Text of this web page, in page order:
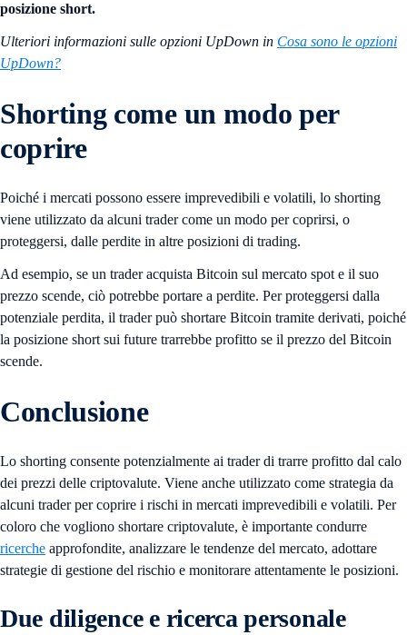
posizione short.
Ulteriori informazioni sulle opzioni UpDown in Cosa sono le opzioni
UpDown?
Shorting come un modo per
coprire
Poiché i mercati possono essere imprevedibili e volatili, lo shorting
viene utilizzato da alcuni trader come un modo per coprirsi, o
proteggersi, dalle perdite in altre posizioni di trading.
Ad esempio, se un trader acquista Bitcoin sul mercato spot e il suo
prezzo scende, ciò potrebbe portare a perdite. Per proteggersi dalla
potenziale perdita, il trader può shortare Bitcoin tramite derivati, poiché
la posizione short sui future trarrebbe profitto se il prezzo del Bitcoin
scende.
Conclusione
Lo shorting consente potenzialmente ai trader di trarre profitto dal calo
dei prezzi delle criptovalute. Viene anche utilizzato come strategia da
alcuni trader per coprire i rischi in mercati imprevedibili e volatili. Per
coloro che vogliono shortare criptovalute, è importante condurre
ricerche approfondite, analizzare le tendenze del mercato, adottare
strategie di gestione del rischio e monitorare attentamente le posizioni.
Due diligence e ricerca personale